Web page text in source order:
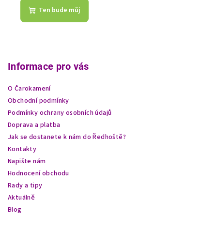
Ten bude můj
Informace pro vás
O Čarokamení
Obchodní podmínky
Podmínky ochrany osobních údajů
Doprava a platba
Jak se dostanete k nám do Ředhoště?
Kontakty
Napište nám
Hodnocení obchodu
Rady a tipy
Aktuálně
Blog